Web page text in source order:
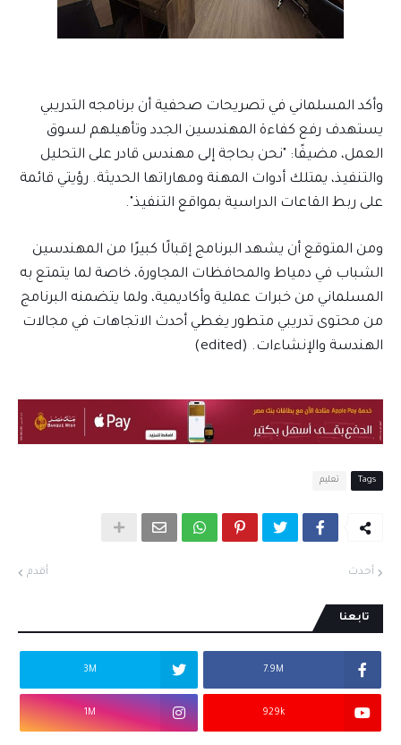
وأكد المسلماني في تصريحات صحفية أن برنامجه التدريبي
يستهدف رفع كفاءة المهندسين الجدد وتأهيلهم لسوق
العمل، مضيفًا: "نحن بحاجة إلى مهندس قادر على التحليل
والتنفيذ، يمتلك أدوات المهنة ومهاراتها الحديثة. رؤيتي قائمة
على ربط القاعات الدراسية بمواقع التنفيذ".
ومن المتوقع أن يشهد البرنامج إقبالًا كبيرًا من المهندسين
الشباب في دمياط والمحافظات المجاورة، خاصة لما يتمتع به
المسلماني من خبرات عملية وأكاديمية، ولما يتضمنه البرنامج
من محتوى تدريبي متطور يغطي أحدث الاتجاهات في مجالات
الهندسة والإنشاءات. (edited)
Tags تعليم
أحدث أقدم
تابعنا
7.9M
3M
929k
1M